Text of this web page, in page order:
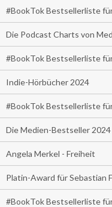
#BookTok Bestsellerliste
Die Podcast Charts von
#BookTok Bestsellerliste
Indie-Hörbücher 2024
#BookTok Bestsellerliste
Die Medien-Bestseller 2024
Angela Merkel - Freiheit
Platin-Award für Sebastian
#BookTok Bestsellerliste